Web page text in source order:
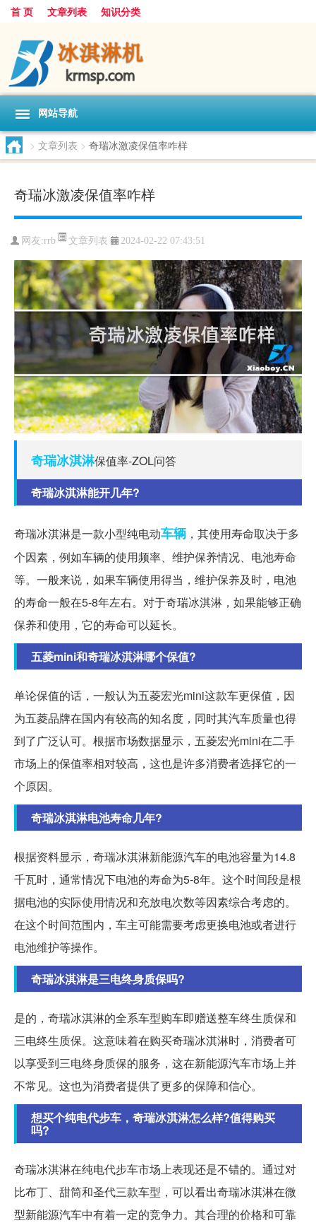
首 页 文章列表 知识分类
网站导航
> 文章列表 > 奇瑞冰激凌保值率咋样
奇瑞冰激凌保值率咋样
网友:rrb 文章列表 2024-02-22 07:43:51
奇瑞冰淇淋保值率-ZOL问答
奇瑞冰淇淋能开几年?
奇瑞冰淇淋是一款小型纯电动车辆 ，其使用寿命取决于多
个因素，例如车辆的使用频率、维护保养情况、电池寿命
等。一般来说，如果车辆使用得当，维护保养及时，电池
的寿命一般在5-8年左右。对于奇瑞冰淇淋，如果能够正确
保养和使用，它的寿命可以延长。
五菱mini和奇瑞冰淇淋哪个保值?
单论保值的话，一般认为五菱宏光mini这款车更保值，因
为五菱品牌在国内有较高的知名度，同时其汽车质量也得
到了广泛认可。根据市场数据显示，五菱宏光mini在二手
市场上的保值率相对较高，这也是许多消费者选择它的一
个原因。
奇瑞冰淇淋电池寿命几年?
根据资料显示，奇瑞冰淇淋新能源汽车的电池容量为14.8
千瓦时，通常情况下电池的寿命为5-8年。这个时间段是根
据电池的实际使用情况和充放电次数等因素综合考虑的。
在这个时间范围内，车主可能需要考虑更换电池或者进行
电池维护等操作。
奇瑞冰淇淋是三电终身质保吗?
是的，奇瑞冰淇淋的全系车型购车即赠送整车终生质保和
三电终生质保。这意味着在购买奇瑞冰淇淋时，消费者可
以享受到三电终身质保的服务，这在新能源汽车市场上并
不常见。这也为消费者提供了更多的保障和信心。
想买个纯电代步车，奇瑞冰淇淋怎么样?值得购买
吗?
奇瑞冰淇淋在纯电代步车市场上表现还是不错的。通过对
比布丁、甜筒和圣代三款车型，可以看出奇瑞冰淇淋在微
型新能源汽车中有着一定的竞争力。其合理的价格和可靠